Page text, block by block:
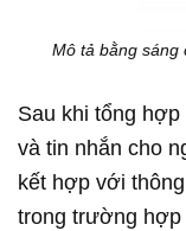
Mô tả bằng sáng
Sau khi tổng hợp
và tin nhắn cho
kết hợp với
trong trường hợp